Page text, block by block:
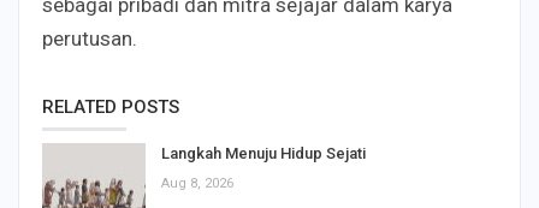
perutusan.
RELATED POSTS
Langkah Menuju Hidup Sejati
Aug 8, 2026